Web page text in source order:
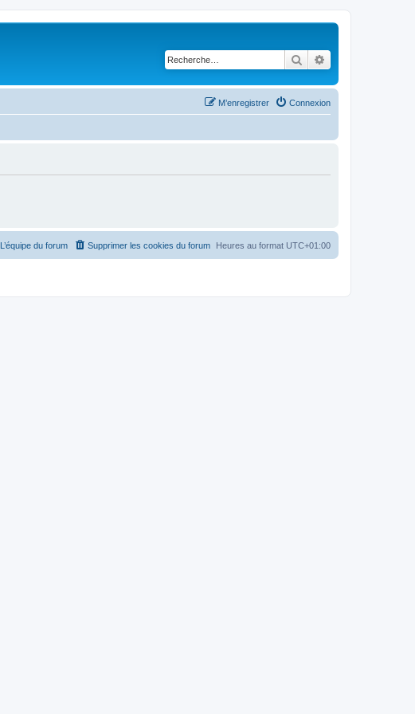
Rechercher
Connexion
M’enregistrer
Heures au format UTC+01:00
Supprimer les cookies du forum
L’équipe du forum